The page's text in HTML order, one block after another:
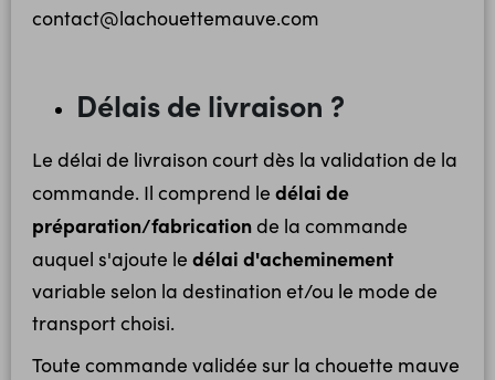
contact@lachouettemauve.com
Délais de livraison ?
Le délai de livraison court dès la validation de la
commande. Il comprend le délai de
préparation/fabricationde la commande
auquel s'ajoute le délai d'acheminement
variable selon la destination et/ou le mode de
transport choisi.
Toute commande validée sur la chouette mauve